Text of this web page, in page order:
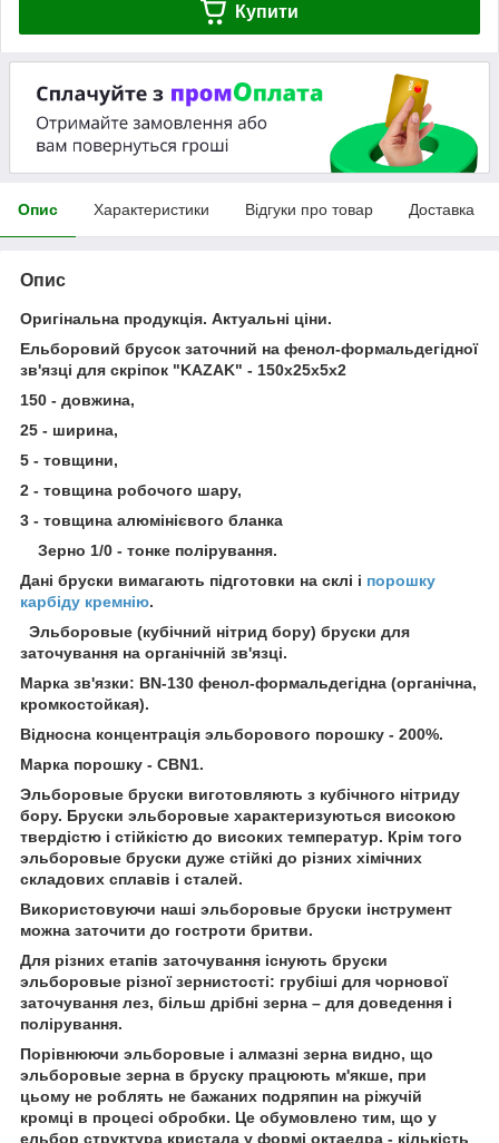
Купити
Опис Характеристики Відгуки про товар Доставка
Опис
Оригінальна продукція. Актуальні ціни.
Ельборовий брусок заточний на фенол-формальдегідної
зв'язці для скріпок "KAZAK" - 150х25х5х2
150 - довжина,
25 - ширина,
5 - товщини,
2 - товщина робочого шару,
3 - товщина алюмінієвого бланка
Зерно 1/0 - тонке полірування.
Дані бруски вимагають підготовки на склі і порошку
карбіду кремнію.
Эльборовые (кубічний нітрид бору) бруски для
заточування на органічній зв'язці.
Марка зв'язки: ВN-130 фенол-формальдегідна (органічна,
кромкостойкая).
Відносна концентрація эльборового порошку - 200%.
Марка порошку - СBN1.
Эльборовые бруски виготовляють з кубічного нітриду
бору. Бруски эльборовые характеризуються високою
твердістю і стійкістю до високих температур. Крім того
эльборовые бруски дуже стійкі до різних хімічних
складових сплавів і сталей.
Використовуючи наші эльборовые бруски інструмент
можна заточити до гостроти бритви.
Для різних етапів заточування існують бруски
эльборовые різної зернистості: грубіші для чорнової
заточування лез, більш дрібні зерна – для доведення і
полірування.
Порівнюючи эльборовые і алмазні зерна видно, що
эльборовые зерна в бруску працюють м'якше, при
цьому не роблять не бажаних подряпин на ріжучій
кромці в процесі обробки. Це обумовлено тим, що у
ельбор структура кристала у формі октаедра - кількість